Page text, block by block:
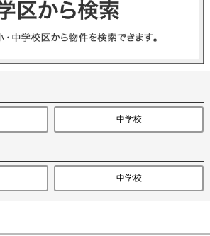
中学校
中学校